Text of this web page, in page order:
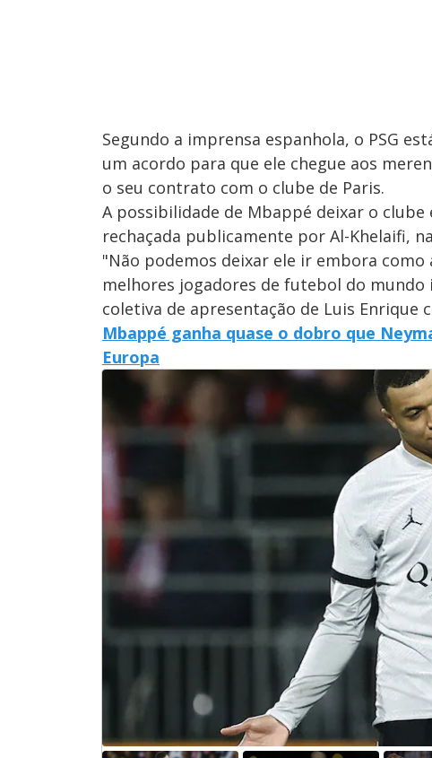
Segundo a imprensa espanhola, o PSG
um acordo para que ele chegue aos
o seu contrato com o clube de Paris.
A possibilidade de Mbappé deixar o
rechaçada publicamente por Al-Khelaifi,
"Não podemos deixar ele ir embora
melhores jogadores de futebol do
coletiva de apresentação de Luis Enrique
Mbappé ganha quase o dobro que
Europa